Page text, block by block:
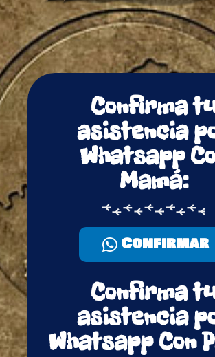
Confirma
asistencia
Whatsapp
Mamá:
Confirmar
Confirma
asistencia
Whatsapp Con